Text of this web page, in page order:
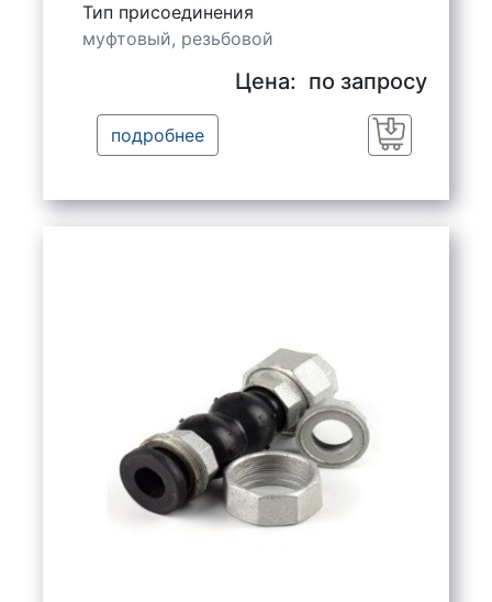
Тип присоединения
муфтовый, резьбовой
Цена: по запросу
подробнее
Заказать